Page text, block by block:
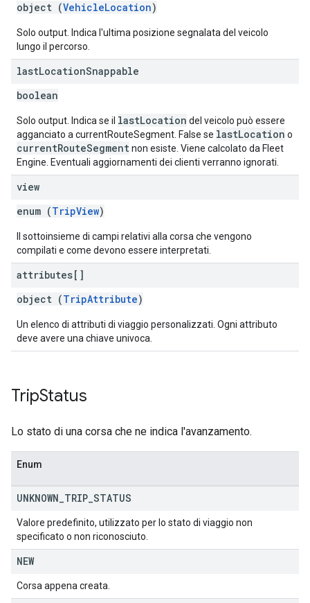
object (VehicleLocation)
Solo output. Indica l'ultima posizione segnalata del veicolo
lungo il percorso.
lastLocationSnappable
boolean
Solo output. Indica se il lastLocation del veicolo può essere
agganciato a currentRouteSegment. False se lastLocation o
currentRouteSegmentnon esiste. Viene calcolato da Fleet
Engine. Eventuali aggiornamenti dei clienti verranno ignorati.
view
enum (TripView)
Il sottoinsieme di campi relativi alla corsa che vengono
compilati e come devono essere interpretati.
attributes[]
object (TripAttribute)
Un elenco di attributi di viaggio personalizzati. Ogni attributo
deve avere una chiave univoca.
TripStatus
Lo stato di una corsa che ne indica l'avanzamento.
Enum
UNKNOWN TRIP STATUS
Valore predefinito, utilizzato per lo stato di viaggio non
specificato o non riconosciuto.
NEW
Corsa appena creata.